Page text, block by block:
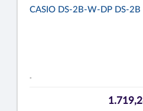
CASIO DS-2B-W-DP DS-
-